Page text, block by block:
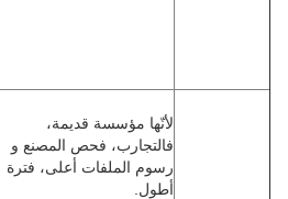
لأنّها مؤسسة قديمة،
فالتجارب، فحص المصنع و
رسوم الملفات أعلى، فترة
أطول.